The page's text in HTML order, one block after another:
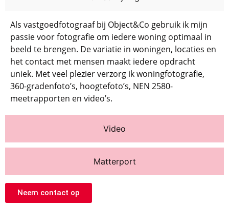
Video
Matterport
Als vastgoedfotograaf bij Object&Co gebruik ik mijn
passie voor fotografie om iedere woning optimaal in
beeld te brengen. De variatie in woningen, locaties en
het contact met mensen maakt iedere opdracht
uniek. Met veel plezier verzorg ik woningfotografie,
360-gradenfoto’s, hoogtefoto’s, NEN 2580-
meetrapporten en video’s.
Neem contact op